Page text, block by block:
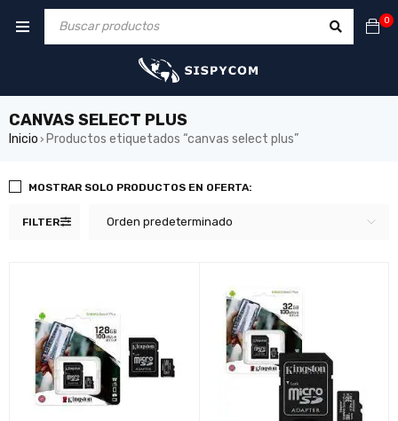
0
CANVAS SELECT PLUS
Inicio › Productos etiquetados “canvas select plus”
FILTER Orden predeterminado
MOSTRAR SOLO PRODUCTOS EN OFERTA: